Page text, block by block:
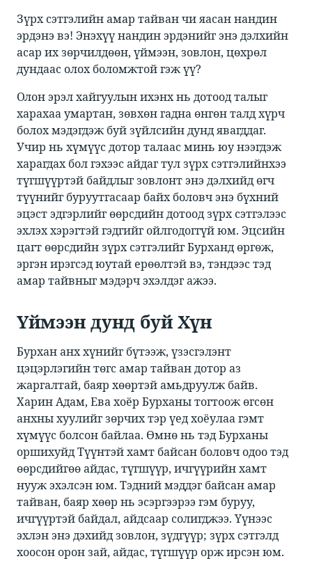
Зүрх сэтгэлийн амар тайван чи яасан нандин
эрдэнэ вэ! Энэхүү нандин эрдэнийг энэ дэлхийн
асар их зөрчилдөөн, үймээн, зовлон, цөхрөл
дундаас олох боломжтой гэж үү?​
Олон эрэл хайгуулын ихэнх нь дотоод талыг
харахаа умартан, зөвхөн гадна өнгөн талд хүрч
болох мэдэгдэж буй зүйлсийн дунд явагддаг.
Учир нь хүмүүс дотор талаас минь юу нээгдэж
харагдах бол гэхээс айдаг тул зүрх сэтгэлийнхээ
түгшүүртэй байдлыг зовлонт энэ дэлхийд өгч
түүнийг буруутгасаар байх боловч энэ бүхний
эцэст эдгэрлийг өөрсдийн дотоод зүрх сэтгэлээс
эхлэх хэрэгтэй гэдгийг ойлгодоггүй юм. Эцсийн
цагт өөрсдийн зүрх сэтгэлийг Бурханд өргөж,
эргэн ирэгсэд юутай ерөөлтэй вэ, тэндээс тэд
амар тайвныг мэдэрч эхэлдэг ажээ.​
​​Үймээн дунд буй Хүн​
Бурхан анх хүнийг бүтээж, үзэсгэлэнт
цэцэрлэгийн төгс амар тайван дотор аз
жаргалтай, баяр хөөртэй амьдруулж байв.
Харин Адам, Ева хоёр Бурханы тогтоож өгсөн
анхны хуулийг зөрчих тэр үед хоёулаа гэмт
хүмүүс болсон байлаа. Өмнө нь тэд Бурханы
оршихуйд Түүнтэй хамт байсан боловч одоо тэд
өөрсдийгөө айдас, түгшүүр, ичгүүрийн хамт
нууж эхэлсэн юм. Тэдний мэддэг байсан амар
тайван, баяр хөөр нь эсэргээрээ гэм буруу,
ичгүүртэй байдал, айдсаар солигджээ. Үүнээс
эхлэн энэ дэхийд зовлон, зүдгүүр; зүрх сэтгэлд
хоосон орон зай, айдас, түгшүүр орж ирсэн юм.​